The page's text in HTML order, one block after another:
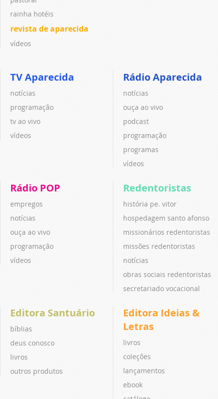
rainha hotéis
revista de aparecida
vídeos
TV Aparecida
notícias
programação
tv ao vivo
vídeos
Rádio Aparecida
notícias
ouça ao vivo
podcast
programação
programas
vídeos
Rádio POP
empregos
notícias
ouça ao vivo
programação
vídeos
Redentoristas
história pe. vitor
hospedagem santo afonso
missionários redentoristas
missões redentoristas
notícias
obras sociais redentoristas
secretariado vocacional
Editora Santuário
bíblias
deus conosco
livros
outros produtos
Editora Ideias &
Letras
livros
coleções
lançamentos
ebook